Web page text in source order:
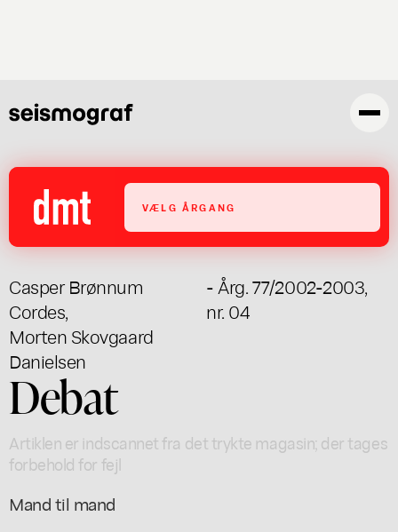
VÆLG ÅRGANG
Casper Brønnum
Cordes,
Morten Skovgaard
Danielsen
- Årg. 77/2002-2003,
nr. 04
Debat
Artiklen er indscannet fra det trykte magasin; der tages
forbehold for fejl
Mand til mand